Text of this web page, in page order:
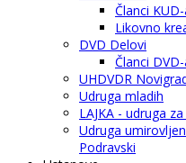
Članci
Likovno
DVD Delovi
Članci
UHDVDR
Udruga mladih
LAJKA - udruga
Udruga
Podravski